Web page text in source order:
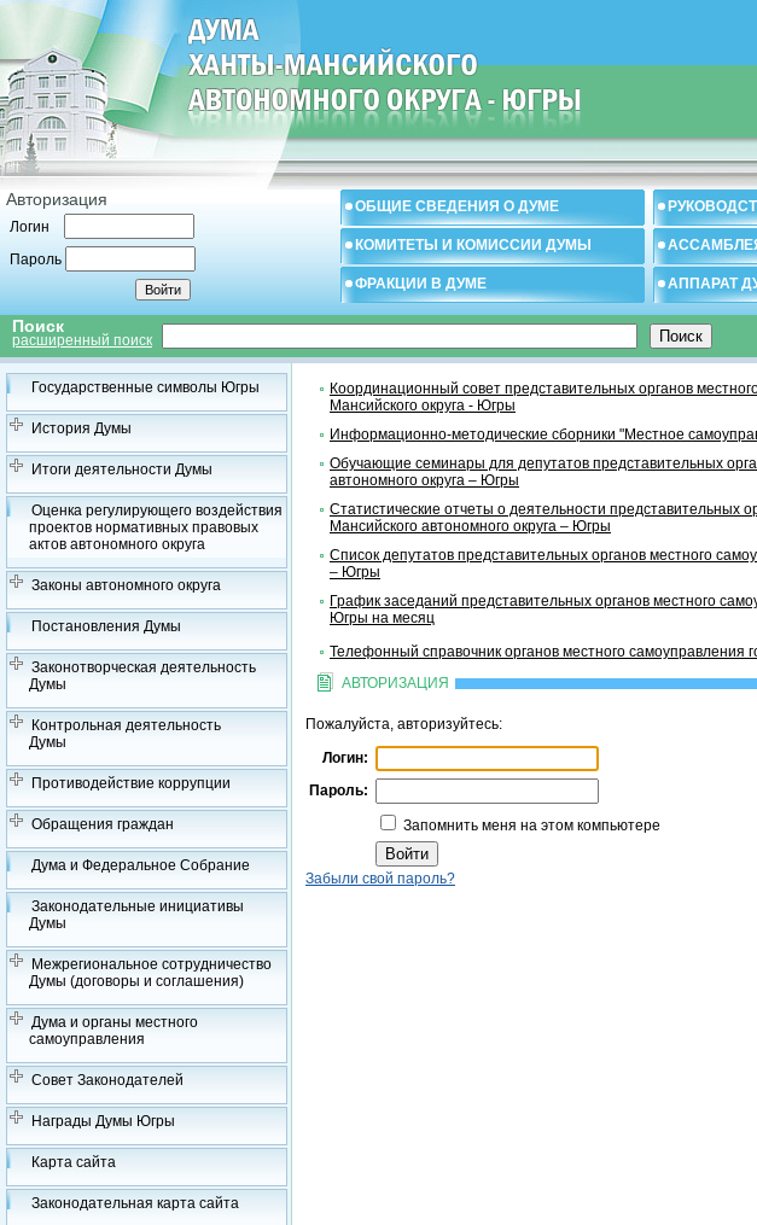
Авторизация
Логин
Пароль
ОБЩИЕ СВЕДЕНИЯ О ДУМЕ
КОМИТЕТЫ И КОМИССИИ ДУМЫ
ФРАКЦИИ В ДУМЕ АППАРАТ
Поиск
расширенный поиск
Государственные символы Югры
История Думы
Итоги деятельности Думы
Оценка регулирующего воздействия
проектов нормативных правовых
актов автономного округа
Законы автономного округа
Постановления Думы
Законотворческая деятельность
Думы
Контрольная деятельность
Думы
Противодействие коррупции
Обращения граждан
Дума и Федеральное Собрание
Законодательные инициативы
Думы
Межрегиональное сотрудничество
Думы (договоры и соглашения)
Дума и органы местного
самоуправления
Совет Законодателей
Награды Думы Югры
Карта сайта
Законодательная карта сайта
Координационный совет представительных органов
Мансийского округа - Югры
Информационно-методические сборники "Местное
Обучающие семинары для депутатов представительных
автономного округа – Югры
Статистические отчеты о деятельности представительных
Мансийского автономного округа – Югры
Список депутатов представительных органов местного
– Югры
График заседаний представительных органов местного
Югры на месяц
Телефонный справочник органов местного самоуправления
АВТОРИЗАЦИЯ
Пожалуйста, авторизуйтесь:
Логин:
Пароль:
Запомнить меня на этом компьютере
Забыли свой пароль?